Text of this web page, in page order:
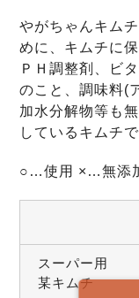
やがちゃんキム
めに、キムチに
ＰＨ調整剤、ビ
のこと、調味料(
加水分解物等も
しているキムチで
○…使用 ×…無添
スーパー用
某キムチ